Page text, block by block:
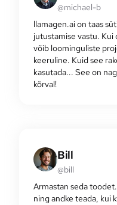
@michael-b
llamagen.ai on taas
jutustamise vastu. Kui
võib loominguliste
keeruline. Kuid see
kasutada... See on
kõrval!
Bill
@bill
Armastan seda
ning andke teada, kui